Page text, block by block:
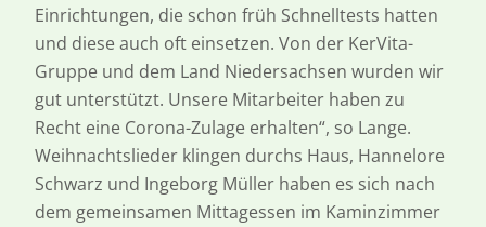
Einrichtungen, die schon früh Schnelltests hatten
und diese auch oft einsetzen. Von der KerVita-
Gruppe und dem Land Niedersachsen wurden wir
gut unterstützt. Unsere Mitarbeiter haben zu
Recht eine Corona-Zulage erhalten“, so Lange.
Weihnachtslieder klingen durchs Haus, Hannelore
Schwarz und Ingeborg Müller haben es sich nach
dem gemeinsamen Mittagessen im Kaminzimmer